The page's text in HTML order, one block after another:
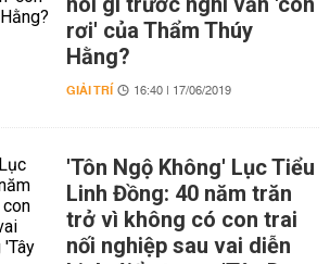
rơi' của Thẩm Thúy
Hằng?
GIẢI TRÍ 16:40 | 17/06/2019
'Tôn Ngộ Không' Lục Tiểu
Linh Đồng: 40 năm trăn
trở vì không có con trai
nối nghiệp sau vai diễn